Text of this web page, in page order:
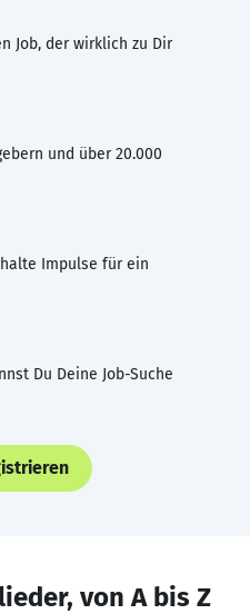
Job, der wirklich zu Dir
und über 20.000
Impulse für ein
Du Deine Job-Suche
von A bis Z